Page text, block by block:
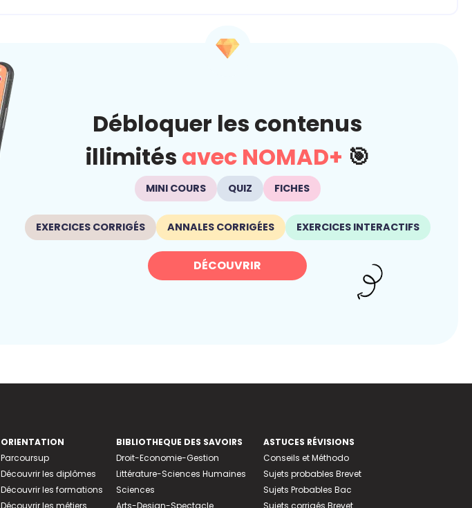
Débloquer les contenus
illimités avec NOMAD+ 🎯
MINI COURS QUIZ FICHES
EXERCICES CORRIGÉS ANNALES CORRIGÉES EXERCICES INTERACTIFS
DÉCOUVRIR
ORIENTATION
Parcoursup
Découvrir les diplômes
Découvrir les formations
Découvrir les métiers
BIBLIOTHEQUE DES SAVOIRS
Droit-Economie-Gestion
Littérature-Sciences Humaines
Sciences
Arts-Design-Spectacle
ASTUCES RÉVISIONS
Conseils et Méthodo
Sujets probables Brevet
Sujets Probables Bac
Sujets corrigés Brevet